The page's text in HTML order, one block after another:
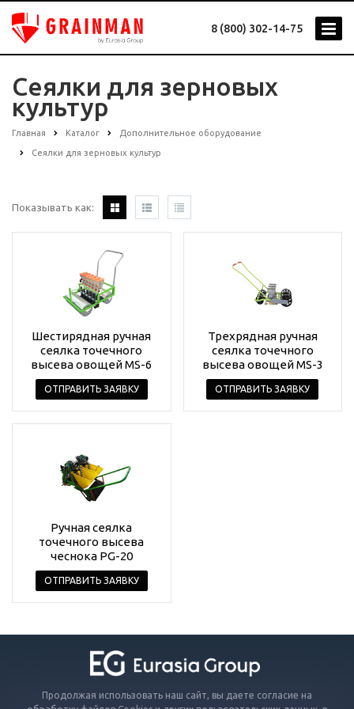
8 (800) 302-14-75
Сеялки для зерновых
культур
Главная Каталог Дополнительное оборудование
Сеялки для зерновых культур
Показывать как:
Шестирядная ручная
сеялка точечного
высева овощей MS-6
ОТПРАВИТЬ ЗАЯВКУ
Трехрядная ручная
сеялка точечного
высева овощей MS-3
ОТПРАВИТЬ ЗАЯВКУ
Ручная сеялка
точечного высева
чеснока PG-20
ОТПРАВИТЬ ЗАЯВКУ
Продолжая использовать наш сайт, вы даете согласие на